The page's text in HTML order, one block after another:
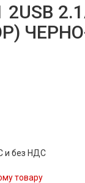
и без НДС
товару